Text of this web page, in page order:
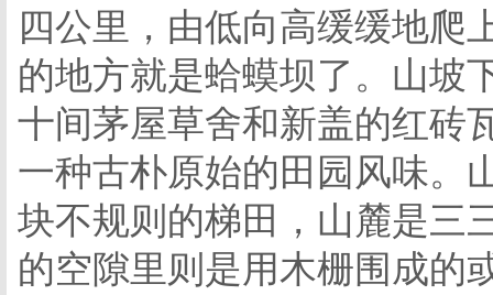
四公里，由低向高缓缓地爬
的地方就是蛤蟆坝了。山坡
十间茅屋草舍和新盖的红砖
一种古朴原始的田园风味。
块不规则的梯田，山麓是三
的空隙里则是用木栅围成的